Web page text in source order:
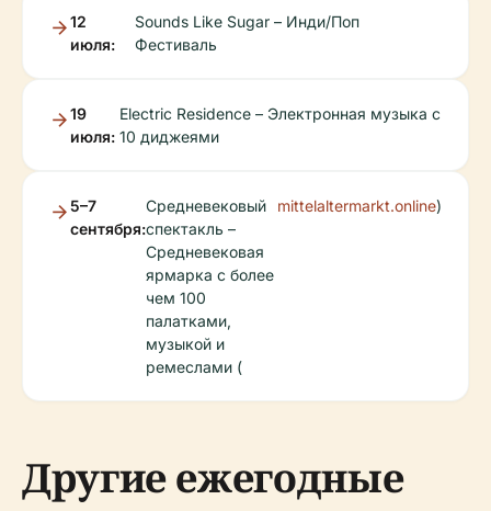
12
июля:
Sounds Like Sugar – Инди/Поп
Фестиваль
19
июля:
Electric Residence – Электронная музыка с
10 диджеями
5–7
сентября:
Средневековый
спектакль –
Средневековая
ярмарка с более
чем 100
палатками,
музыкой и
ремеслами (
mittelaltermarkt.online)
Другие ежегодные